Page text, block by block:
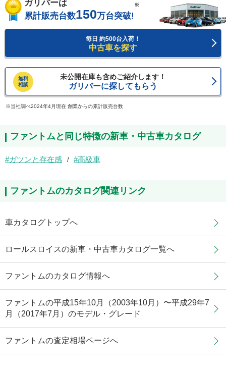
ガリバーは
累計販売台数150万台突破!
※
毎日 約500台入荷！
中古車を探す
無料
相談
未公開在庫も含めご紹介します！
ガリバーに探してもらう
当社調べ2024年4月現在 創業からの累計販売台数
ファントムと同じ特徴の新車・中古車カタログ
ガツンと存在感 高級車
ファントムのカタログ関連リンク
車カタログトップへ
ロールスロイスの新車・中古車カタログ一覧へ
ファントムのカタログ情報へ
ファントムの平成15年10月（2003年10月）〜平成29年7
月（2017年7月）のモデル・グレード
ファントムの査定相場ページへ